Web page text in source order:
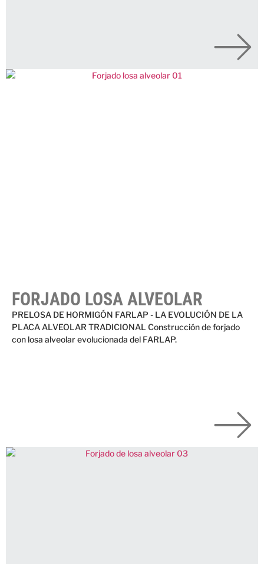
FORJADO LOSA ALVEOLAR
PRELOSA DE HORMIGÓN FARLAP - LA EVOLUCIÓN DE LA
PLACA ALVEOLAR TRADICIONAL Construcción de forjado
con losa alveolar evolucionada del FARLAP.